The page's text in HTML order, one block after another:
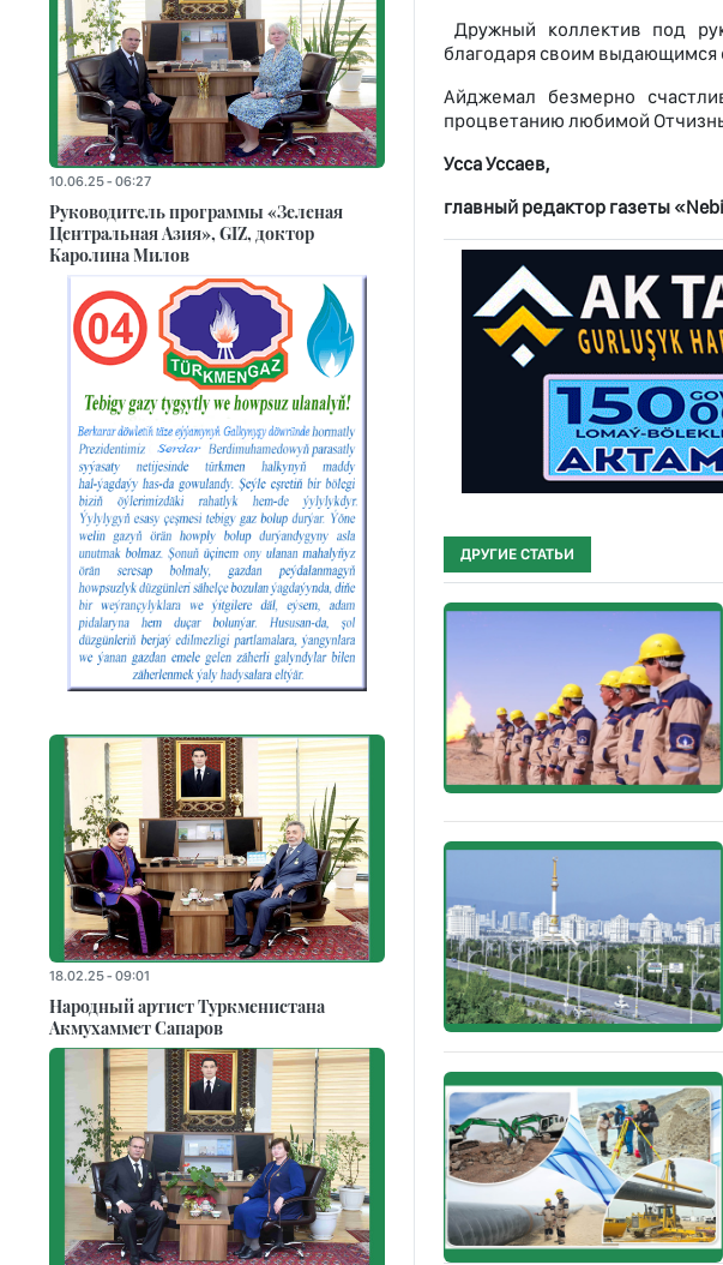
Дружный коллектив под
благодаря своим выдающимся
Айджемал безмерно
процветанию любимой
Усса Уссаев,
главный редактор газеты
ДРУГИЕ СТАТЬИ
10.06.25 - 06:27
Руководитель программы «Зеленая
Центральная Азия», GIZ, доктор
Каролина Милов
18.02.25 - 09:01
Народный артист Туркменистана
Акмухаммет Сапаров